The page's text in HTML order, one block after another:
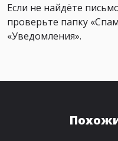
Если не найдёте
проверьте папку
«Уведомления».